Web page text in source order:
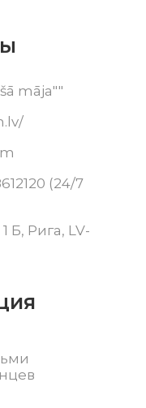
māja""
(24/7
Б, Рига, LV-